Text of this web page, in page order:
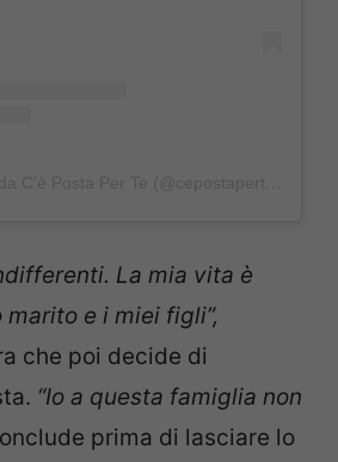
La mia vita è
e i miei figli”,
che poi decide di
“Io a questa famiglia non
prima di lasciare lo